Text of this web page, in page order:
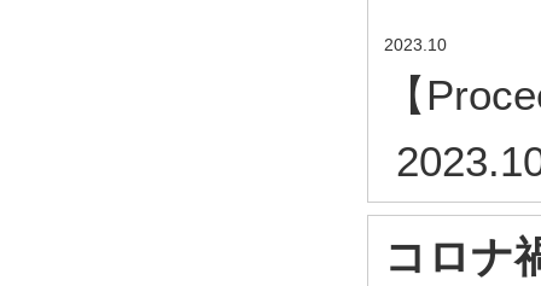
2023.10
【
コロナ